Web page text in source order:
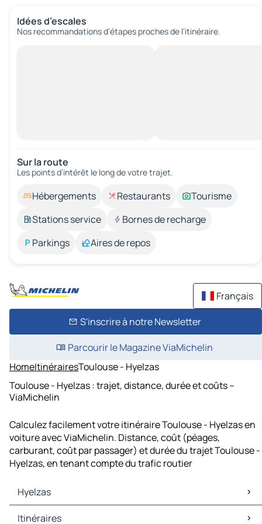
Idées d’escales
Nos recommandations d'étapes proches de l’itinéraire.
Sur la route
Les points d’intérêt le long de votre trajet.
Hébergements Restaurants
Tourisme
Stations service
Bornes de recharge
Parkings
Aires de repos
Français
S'inscrire à notre Newsletter
Parcourir le Magazine ViaMichelin
HomeItinérairesToulouse - Hyelzas
Toulouse - Hyelzas : trajet, distance, durée et coûts –
ViaMichelin
Calculez facilement votre itinéraire Toulouse - Hyelzas en
voiture avec ViaMichelin. Distance, coût (péages,
carburant, coût par passager) et durée du trajet Toulouse -
Hyelzas, en tenant compte du trafic routier
Hyelzas
Hyelzas Cartes et plans
Itinéraires